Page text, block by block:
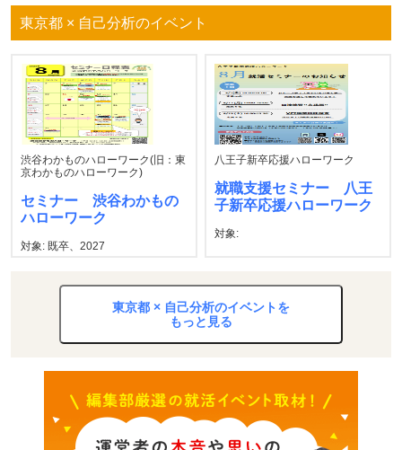
東京都 × 自己分析のイベント
渋谷わかものハローワーク(旧：東
京わかものハローワーク)
セミナー 渋谷わかもの
ハローワーク
対象: 既卒、2027
八王子新卒応援ハローワーク
就職支援セミナー 八王
子新卒応援ハローワーク
対象:
東京都 × 自己分析のイベントを
もっと見る